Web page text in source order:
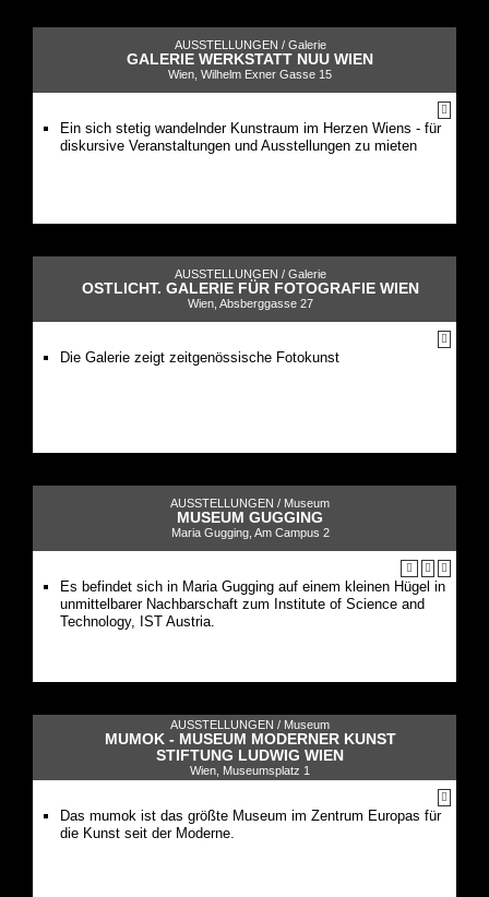
AUSSTELLUNGEN / Galerie
GALERIE WERKSTATT NUU WIEN
Wien, Wilhelm Exner Gasse 15
Ein sich stetig wandelnder Kunstraum im Herzen Wiens - für
diskursive Veranstaltungen und Ausstellungen zu mieten
AUSSTELLUNGEN / Galerie
OSTLICHT. GALERIE FÜR FOTOGRAFIE WIEN
Wien, Absberggasse 27
Die Galerie zeigt zeitgenössische Fotokunst
AUSSTELLUNGEN / Museum
MUSEUM GUGGING
Maria Gugging, Am Campus 2
Es befindet sich in Maria Gugging auf einem kleinen Hügel in
unmittelbarer Nachbarschaft zum Institute of Science and
Technology, IST Austria.
AUSSTELLUNGEN / Museum
MUMOK - MUSEUM MODERNER KUNST
STIFTUNG LUDWIG WIEN
Wien, Museumsplatz 1
Das mumok ist das größte Museum im Zentrum Europas für
die Kunst seit der Moderne.